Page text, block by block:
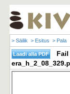
> Säilik > Esitus > Pala
Fail